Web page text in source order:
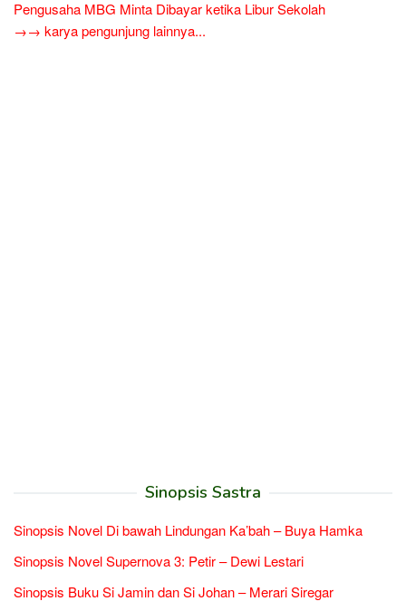
Pengusaha MBG Minta Dibayar ketika Libur Sekolah
→→ karya pengunjung lainnya...
Sinopsis Sastra
Sinopsis Novel Di bawah Lindungan Ka’bah – Buya Hamka
Sinopsis Novel Supernova 3: Petir – Dewi Lestari
Sinopsis Buku Si Jamin dan Si Johan – Merari Siregar